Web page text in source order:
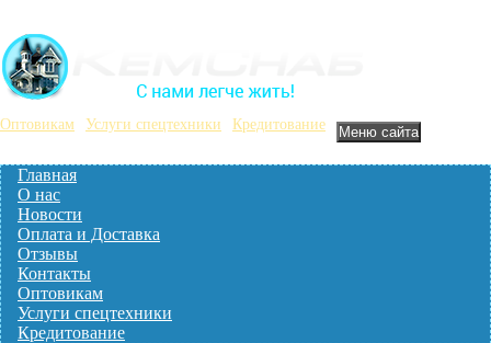
Оптовикам Услуги спецтехники Кредитование Меню сайта
Главная
О нас
Новости
Оплата и Доставка
Отзывы
Контакты
Оптовикам
Услуги спецтехники
Кредитование